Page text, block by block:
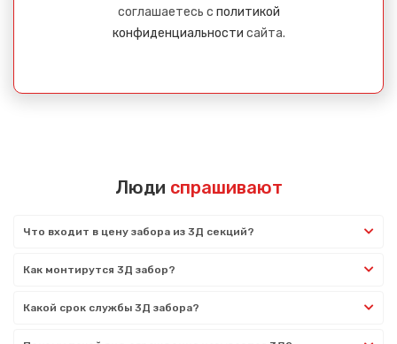
соглашаетесь с политикой
конфиденциальности сайта.
Люди спрашивают
Что входит в цену забора из 3Д секций?
Как монтирутся 3Д забор?
Какой срок службы 3Д забора?